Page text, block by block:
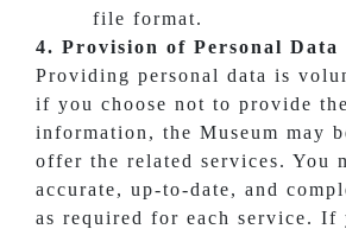
file format.
4. Provision of Personal Data
Providing personal data is
if you choose not to provide
information, the Museum may
offer the related services. You
accurate, up-to-date, and
as required for each service. If